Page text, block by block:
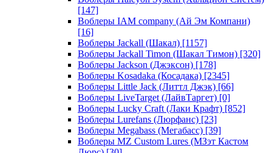
[147]
Воблеры IAM company (Ай Эм Компани)
[16]
Воблеры Jackall (Шакал) [1157]
Воблеры Jackall Timon (Шакал Тимон) [320]
Воблеры Jackson (Джэксон) [178]
Воблеры Kosadaka (Косадака) [2345]
Воблеры Little Jack (Литтл Джэк) [66]
Воблеры LiveTarget (ЛайвТаргет) [0]
Воблеры Lucky Craft (Лаки Крафт) [852]
Воблеры Lurefans (Люрфанс) [23]
Воблеры Megabass (Мегабасс) [39]
Воблеры MZ Custom Lures (МЗэт Кастом